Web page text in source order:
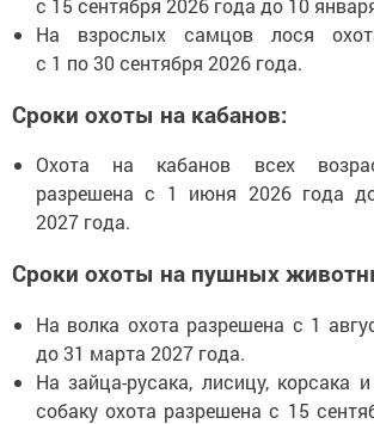
с 15 сентября 2026 года до 10
На взрослых самцов лося
с 1 по 30 сентября 2026 года.
Сроки охоты на кабанов:
Охота на кабанов всех
разрешена с 1 июня 2026 года
2027 года.
Сроки охоты на пушных
На волка охота разрешена с 1
до 31 марта 2027 года.
На зайца-русака, лисицу, корсака
собаку охота разрешена с 15